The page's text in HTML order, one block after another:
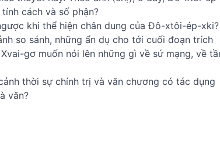
cách và số phận?
khi thể hiện chân dung của Đô-xtôi-ép-xki?
so sánh, những ẩn dụ cho tới cuối đoạn trích
gơ muốn nói lên những gì về sứ mạng, về
thời sự chính trị và văn chương có tác dụng
văn?